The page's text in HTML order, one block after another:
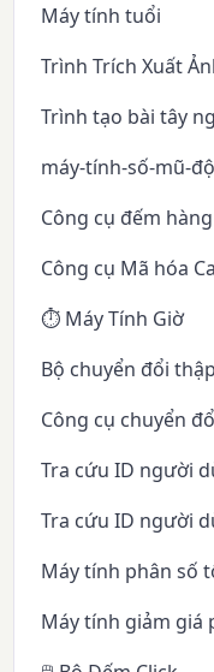
Máy tính tuổi
Trình Trích Xuất
Trình tạo bài tây
máy-tính-số-mũ-
Công cụ đếm hàng
Công cụ Mã hóa
⏱️ Máy Tính Giờ
Bộ chuyển đổi
Công cụ chuyển
Tra cứu ID người
Tra cứu ID người
Máy tính phân số
Máy tính giảm giá